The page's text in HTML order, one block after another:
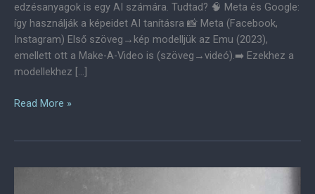
edzésanyagok is egy AI számára. Tudtad? 🧠 Meta és Google:
így használják a képeidet AI tanításra 📸 Meta (Facebook,
Instagram) Első szöveg→kép modelljük az Emu (2023),
emellett ott a Make-A-Video is (szöveg→videó).➡️ Ezekhez a
modellekhez […]
Hogyan
Meta
Read More »